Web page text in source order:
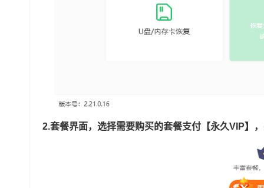
2.套餐界面，选择需要购买的套餐支付【永久VIP】